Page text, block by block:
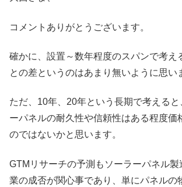
コメントありがとうございます。
確かに、設置～数年程度のスパンで考え
との差というのはあまり無いように思い
ただ、10年、20年という長期で考えると
ーパネルの耐久性や信頼性はある程度価
のではないかと思います。
GTMリサーチの予測もソーラーパネル
業の成否が関心事であり、単にパネルの